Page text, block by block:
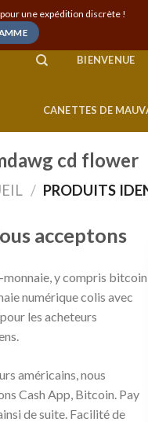
une expédition discrète !
BIENVENUE
CANETTES DE
cd flower
/ PRODUITS
acceptons
y compris bitcoin
numérique colis avec
les acheteurs
américains, nous
Cash App, Bitcoin. Pay
de suite. Facilité de